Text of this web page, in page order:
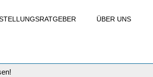
ÜBER UNS